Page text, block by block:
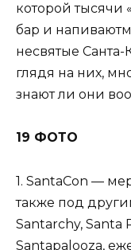
которой тысячи
бар и
несвятые
глядя на них,
знают ли они
19 ФОТО
1. SantaCon —
также под
Santarchy, Santa
Santapalooza,